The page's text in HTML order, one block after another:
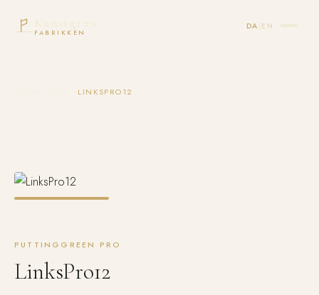
FABRIKKEN
DA EN
LINKSPRO12
PUTTINGGREEN PRO
LinksPro12